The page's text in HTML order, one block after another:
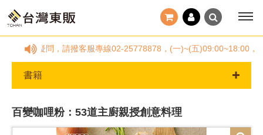
任何疑問，請撥客服專線02-25778878，(一)~(五)09:00~18:00，國
書籍
百變咖哩粉：53道主廚親授創意料理